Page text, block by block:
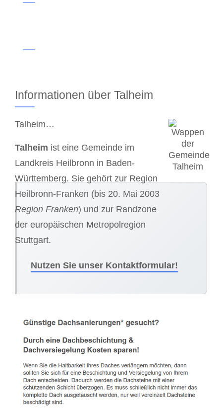
Informationen über Talheim
Talheim…
Talheim ist eine Gemeinde im
Landkreis Heilbronn in Baden-
Württemberg. Sie gehört zur Region
Heilbronn-Franken (bis 20. Mai 2003
Region Franken) und zur Randzone
der europäischen Metropolregion
Stuttgart.
Nutzen Sie unser Kontaktformular!